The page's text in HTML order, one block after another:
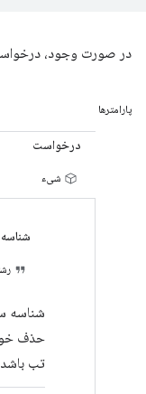
در صورت وجود،
پارامترها
درخواست
شیء
شناسه
حذف
تب